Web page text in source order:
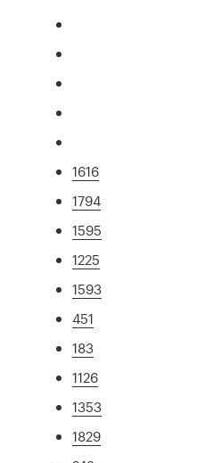
1616
1794
1595
1225
1593
451
183
1126
1353
1829